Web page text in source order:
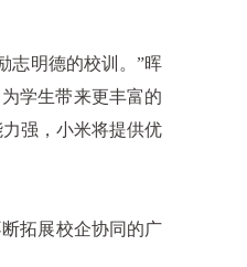
志明德的校训。”晖
学生带来更丰富的
强，小米将提供优
拓展校企协同的广